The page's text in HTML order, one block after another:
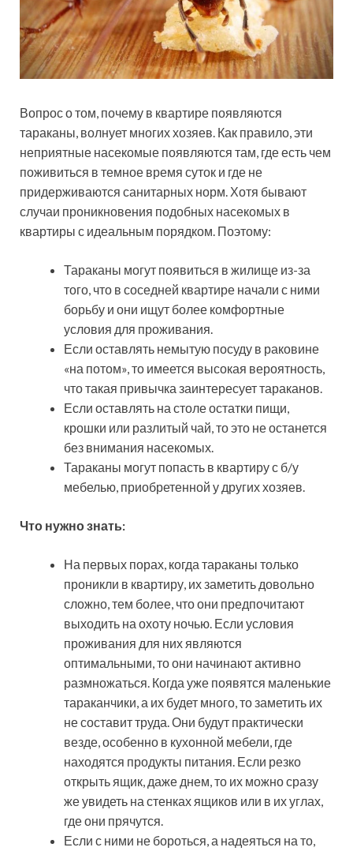
Вопрос о том, почему в квартире появляются
тараканы, волнует многих хозяев. Как правило, эти
неприятные насекомые появляются там, где есть чем
поживиться в темное время суток и где не
придерживаются санитарных норм. Хотя бывают
случаи проникновения подобных насекомых в
квартиры с идеальным порядком. Поэтому:
Тараканы могут появиться в жилище из-за
того, что в соседней квартире начали с ними
борьбу и они ищут более комфортные
условия для проживания.
Если оставлять немытую посуду в раковине
«на потом», то имеется высокая вероятность,
что такая привычка заинтересует тараканов.
Если оставлять на столе остатки пищи,
крошки или разлитый чай, то это не останется
без внимания насекомых.
Тараканы могут попасть в квартиру с б/у
мебелью, приобретенной у других хозяев.
Что нужно знать:
На первых порах, когда тараканы только
проникли в квартиру, их заметить довольно
сложно, тем более, что они предпочитают
выходить на охоту ночью. Если условия
проживания для них являются
оптимальными, то они начинают активно
размножаться. Когда уже появятся маленькие
тараканчики, а их будет много, то заметить их
не составит труда. Они будут практически
везде, особенно в кухонной мебели, где
находятся продукты питания. Если резко
открыть ящик, даже днем, то их можно сразу
же увидеть на стенках ящиков или в их углах,
где они прячутся.
Если с ними не бороться, а надеяться на то,